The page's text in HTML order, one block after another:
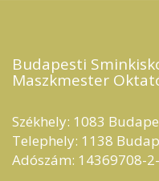
Budapesti
Maszkmester
Székhely: 1083
Telephely: 1138
Adószám: 14369708-